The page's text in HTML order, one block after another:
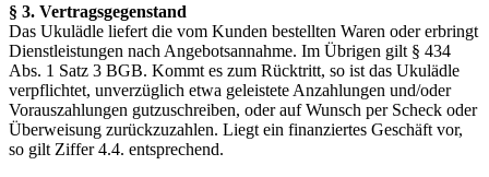
§ 3. Vertragsgegenstand
Das Ukulädle liefert die vom Kunden bestellten Waren oder erbringt
Dienstleistungen nach Angebotsannahme. Im Übrigen gilt § 434
Abs. 1 Satz 3 BGB. Kommt es zum Rücktritt, so ist das Ukulädle
verpflichtet, unverzüglich etwa geleistete Anzahlungen und/oder
Vorauszahlungen gutzuschreiben, oder auf Wunsch per Scheck oder
Überweisung zurückzuzahlen. Liegt ein finanziertes Geschäft vor,
so gilt Ziffer 4.4. entsprechend.